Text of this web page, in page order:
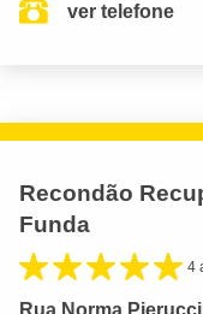
ver telefone
Recondão
Funda
4
Rua Norma